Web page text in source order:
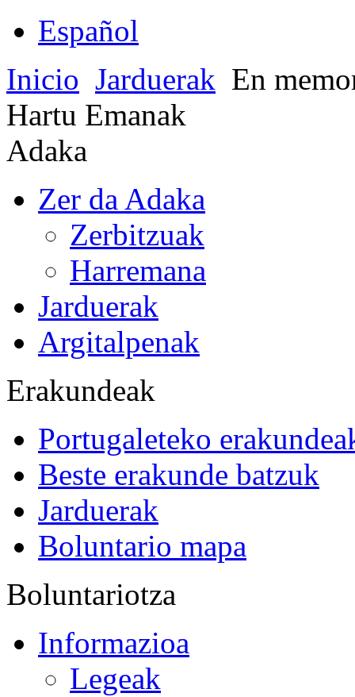
Español
Inicio Jarduerak En
Hartu Emanak
Adaka
Zer da Adaka
Zerbitzuak
Harremana
Jarduerak
Argitalpenak
Erakundeak
Portugaleteko
Beste erakunde batzuk
Jarduerak
Boluntario mapa
Boluntariotza
Informazioa
Legeak